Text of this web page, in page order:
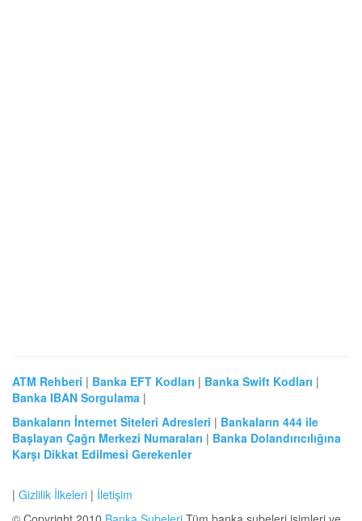
ATM Rehberi | Banka EFT Kodları | Banka Swift Kodları |
Banka IBAN Sorgulama |
Bankaların İnternet Siteleri Adresleri | Bankaların 444 ile
Başlayan Çağrı Merkezi Numaraları | Banka Dolandırıcılığına
Karşı Dikkat Edilmesi Gerekenler
| Gizlilik İlkeleri | İletişim